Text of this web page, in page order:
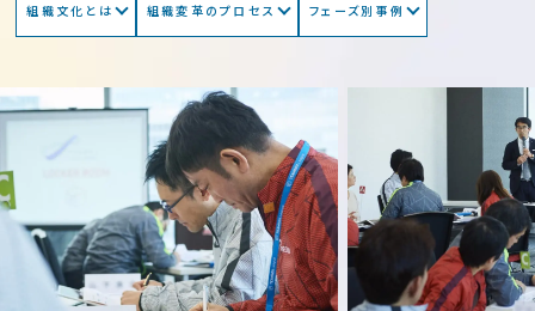
コラム
お知らせ
News
資料請求
組織文化とは 組織変革のプロセス フェーズ別事例